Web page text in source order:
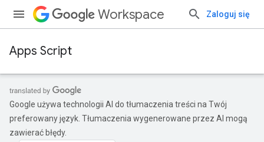
Workspace Zaloguj się
Apps Script
Google używa technologii AI do tłumaczenia treści na Twój
preferowany język. Tłumaczenia wygenerowane przez AI mogą
zawierać błędy.